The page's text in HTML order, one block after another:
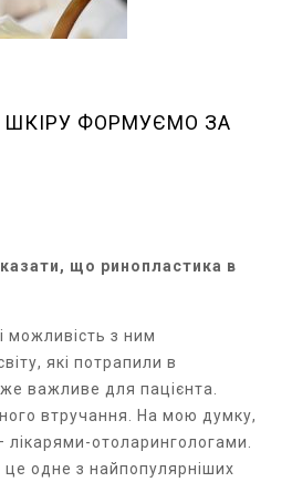
ШКІРУ ФОРМУЄМО ЗА
що ринопластика в
можливість з ним
які потрапили в
важливе для пацієнта.
втручання. На мою думку,
лікарями-отоларингологами.
це одне з найпопулярніших